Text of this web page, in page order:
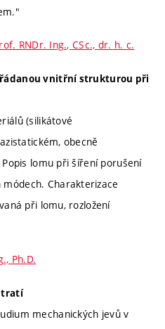
RNDr. Ing., CSc., dr. h. c.
vnitřní strukturou při
(silikátové
obecně
lomu při šíření porušení
Charakterizace
při lomu, rozložení
Ph.D.
tratí
mechanických jevů v